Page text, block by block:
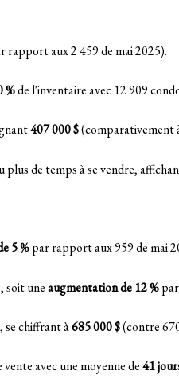
rapport aux 2 459 de mai 2025).
%de l'inventaire avec 12 909
407 000 $(comparativement
de temps à se vendre,
5 %par rapport aux 959 de mai
soit uneaugmentation de 12 %
, se chiffrant à685 000 $(contre
vente avec une moyenne de41